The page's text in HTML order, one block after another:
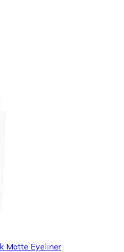
Matte Eyeliner